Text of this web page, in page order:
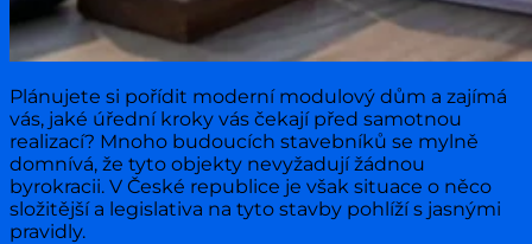
Plánujete si pořídit moderní modulový dům a zajímá
vás, jaké úřední kroky vás čekají před samotnou
realizací? Mnoho budoucích stavebníků se mylně
domnívá, že tyto objekty nevyžadují žádnou
byrokracii. V České republice je však situace o něco
složitější a legislativa na tyto stavby pohlíží s jasnými
pravidly.